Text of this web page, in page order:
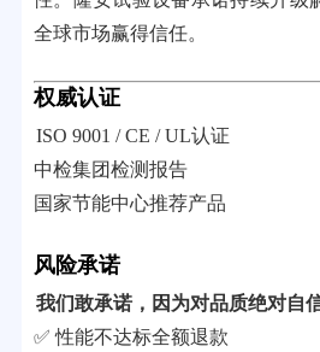
全球市场赢得信任。
权威认证
ISO 9001 / CE / UL认证
中检集团检测报告
国家节能中心推荐产品
风险承诺
我们敢承诺，因为对品质绝对自
✅ 性能不达标全额退款